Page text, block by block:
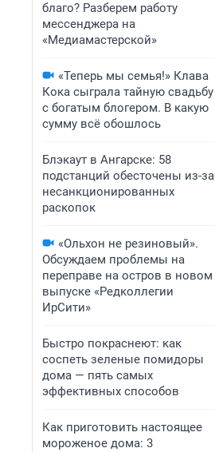
благо? Разберем работу
мессенджера на
«Медиамастерской»
«Теперь мы семья!» Клава
Кока сыграла тайную свадьбу
с богатым блогером. В какую
сумму всё обошлось
Блэкаут в Ангарске: 58
подстанций обесточены из-за
несанкционированных
раскопок
«Ольхон не резиновый».
Обсуждаем проблемы на
переправе на остров в новом
выпуске «Редколлегии
ИрСити»
Быстро покраснеют: как
соспеть зеленые помидоры
дома — пять самых
эффективных способов
Как приготовить настоящее
мороженое дома: 3